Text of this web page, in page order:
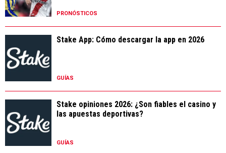
PRONÓSTICOS
Stake App: Cómo descargar la app en 2026
GUÍAS
Stake opiniones 2026: ¿Son fiables el casino y
las apuestas deportivas?
GUÍAS